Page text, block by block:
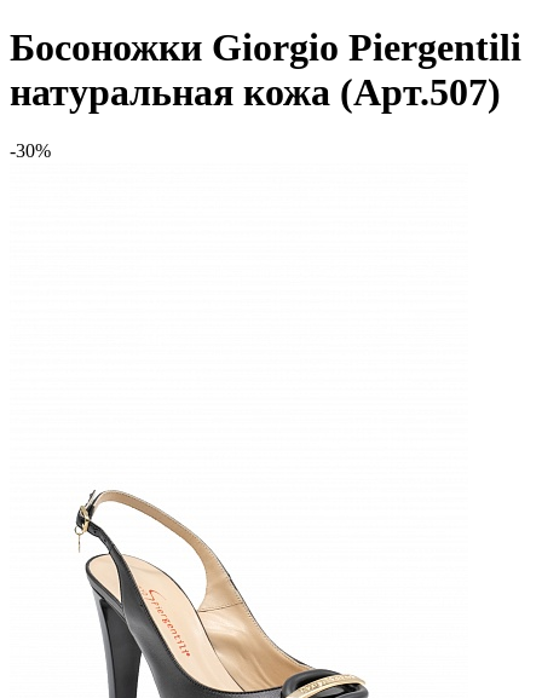
Босоножки Giorgio Piergentili
натуральная кожа (Арт.507)
-30%